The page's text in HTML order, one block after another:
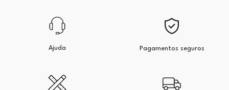
Ajuda Pagamentos seguros